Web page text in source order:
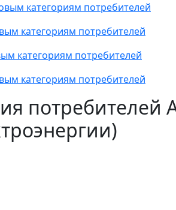
категориям потребителей
категориям потребителей
категориям потребителей
категориям потребителей
потребителей